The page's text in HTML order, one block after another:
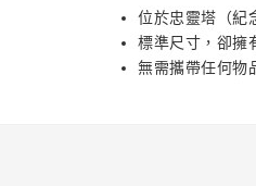
位於忠靈塔（紀
標準尺寸，卻擁
無需攜帶任何物